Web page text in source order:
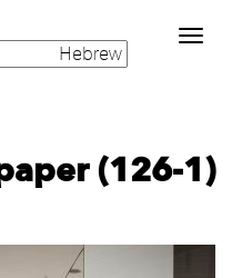
Toggle
navigation
(126-1)